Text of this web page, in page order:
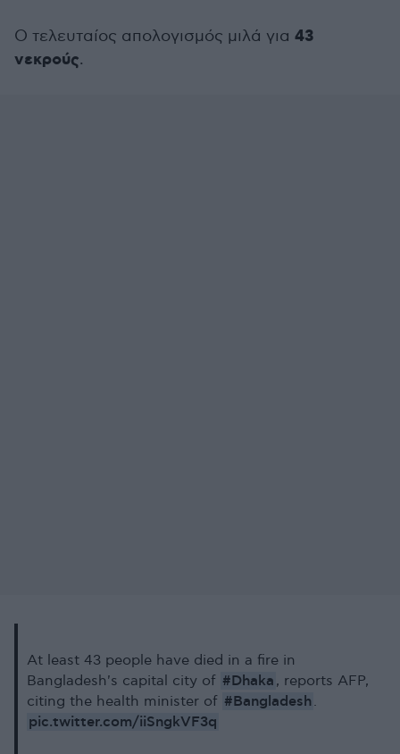
Ο τελευταίος απολογισμός μιλά για 43
νεκρούς.
At least 43 people have died in a fire in
Bangladesh's capital city of #Dhaka , reports AFP,
citing the health minister of #Bangladesh.
pic.twitter.com/iiSngkVF3q